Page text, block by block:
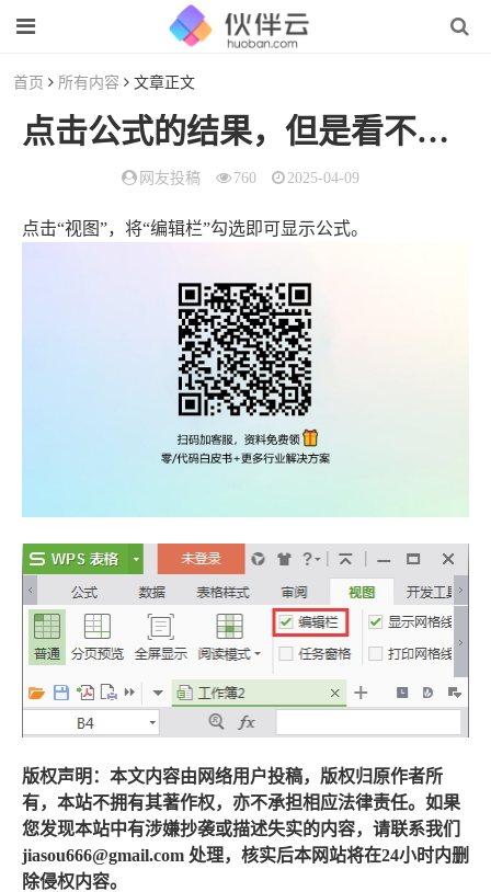
首页 所有内容 文章正文
点击公式的结果，但是看不到公式（公式看不见）
网友投稿 760 2025-04-09
点击“视图”，将“编辑栏”勾选即可显示公式。
版权声明：本文内容由网络用户投稿，版权归原作者所
有，本站不拥有其著作权，亦不承担相应法律责任。如果
您发现本站中有涉嫌抄袭或描述失实的内容，请联系我们
jiasou666@gmail.com 处理，核实后本网站将在24小时内删
除侵权内容。